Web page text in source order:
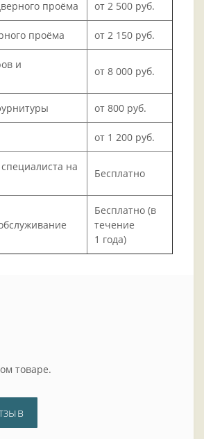
проёма от 2 500 руб.
проёма от 2 150 руб.
и
от 8 000 руб.
от 800 руб.
от 1 200 руб.
на
Бесплатно
Бесплатно (в
течение
1 года)
товаре.